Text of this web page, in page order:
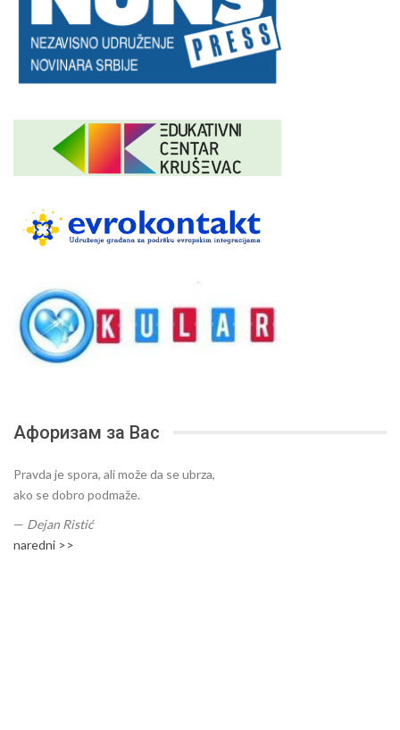
Афоризам за Вас
Pravda je spora, ali može da se ubrza,
ako se dobro podmaže.
— Dejan Ristić
naredni >>